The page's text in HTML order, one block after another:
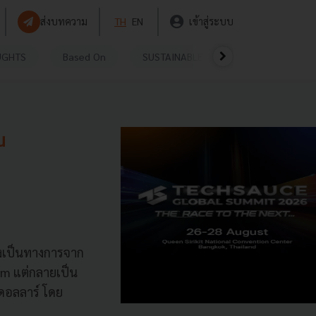
ส่งบทความ TH EN เข้าสู่ระบบ
Based On SUSTAINABLE
ป็นทางการจาก
แต่กลายเป็น
ลลาร์ โดย